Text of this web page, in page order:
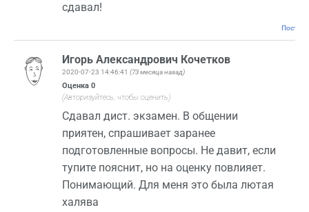
сдавал!
Игорь Александрович Кочетков
2020-07-23 14:46:41 (73 месяца назад)
Оценка 0
(Авторизуйтесь, чтобы оценить)
Сдавал дист. экзамен. В общении
приятен, спрашивает заранее
подготовленные вопросы. Не давит, если
тупите пояснит, но на оценку повлияет.
Понимающий. Для меня это была лютая
халява